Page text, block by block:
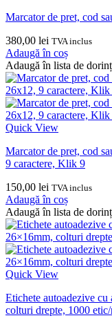
Marcator de pret, cod
380,00 lei TVA inclus
Adaugă în coș
Adaugă în lista de
Quick View
Marcator de pret, cod
9 caractere, Klik 9
150,00 lei TVA inclus
Adaugă în coș
Adaugă în lista de
Quick View
Etichete autoadezive
colturi drepte, 1000